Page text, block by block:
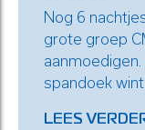
Nog 6
grote groep
spandoek wint
LEES